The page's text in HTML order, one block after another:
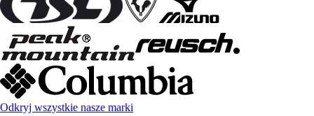
Odkryj wszystkie nasze marki